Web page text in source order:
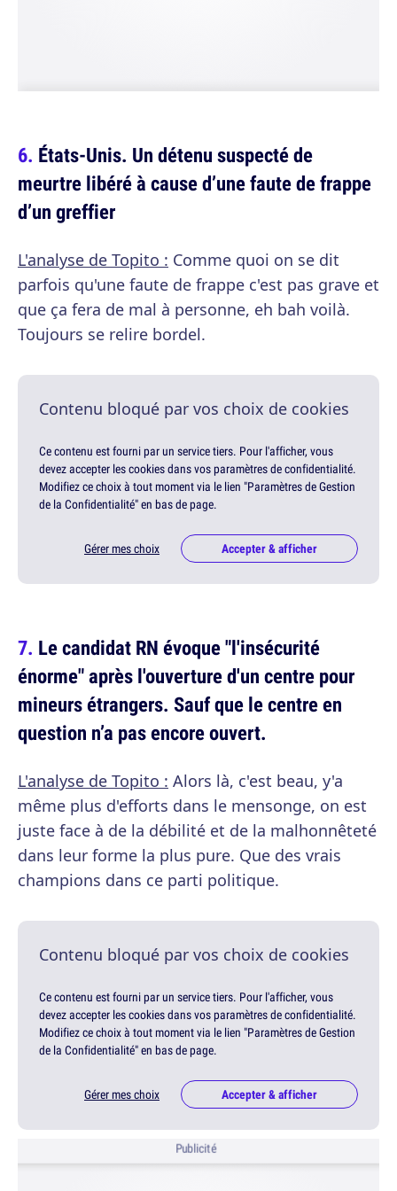
États-Unis. Un détenu suspecté de
meurtre libéré à cause d’une faute de frappe
d’un greffier
L'analyse de Topito : Comme quoi on se dit
parfois qu'une faute de frappe c'est pas grave et
que ça fera de mal à personne, eh bah voilà.
Toujours se relire bordel.
Contenu bloqué par vos choix de cookies
Ce contenu est fourni par un service tiers. Pour l'afficher, vous
devez accepter les cookies dans vos paramètres de confidentialité.
Modifiez ce choix à tout moment via le lien "Paramètres de Gestion
de la Confidentialité" en bas de page.
Gérer mes choix Accepter & afficher
Le candidat RN évoque "l'insécurité
énorme" après l'ouverture d'un centre pour
mineurs étrangers. Sauf que le centre en
question n’a pas encore ouvert.
L'analyse de Topito : Alors là, c'est beau, y'a
même plus d'efforts dans le mensonge, on est
juste face à de la débilité et de la malhonnêteté
dans leur forme la plus pure. Que des vrais
champions dans ce parti politique.
Contenu bloqué par vos choix de cookies
Ce contenu est fourni par un service tiers. Pour l'afficher, vous
devez accepter les cookies dans vos paramètres de confidentialité.
Modifiez ce choix à tout moment via le lien "Paramètres de Gestion
de la Confidentialité" en bas de page.
Gérer mes choix Accepter & afficher
Publicité